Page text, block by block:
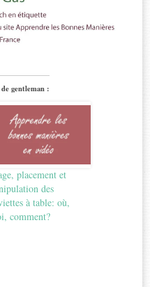
gentleman :
placement et
des
à table: où,
comment?